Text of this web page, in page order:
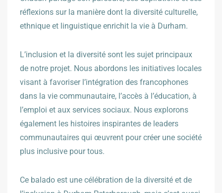
réflexions sur la manière dont la diversité culturelle,
ethnique et linguistique enrichit la vie à Durham.
L’inclusion et la diversité sont les sujet principaux
de notre projet. Nous abordons les initiatives locales
visant à favoriser l’intégration des francophones
dans la vie communautaire, l’accès à l’éducation, à
l’emploi et aux services sociaux. Nous explorons
également les histoires inspirantes de leaders
communautaires qui œuvrent pour créer une société
plus inclusive pour tous.
Ce balado est une célébration de la diversité et de